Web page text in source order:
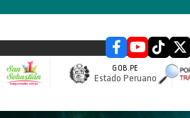
GOB.PE
Estado Peruano